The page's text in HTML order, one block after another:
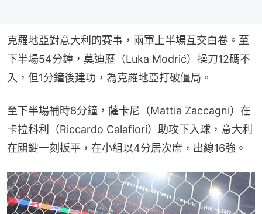
克羅地亞對意大利的賽事，兩軍上半場互交白卷。至
下半場54分鐘，莫迪歷（Luka Modrić）操刀12碼不
入，但1分鐘後建功，為克羅地亞打破僵局。
至下半場補時8分鐘，薩卡尼（Mattia Zaccagni）在
卡拉科利（Riccardo Calafiori）助攻下入球，意大利
在關鍵一刻扳平，在小組以4分居次席，出線16強。